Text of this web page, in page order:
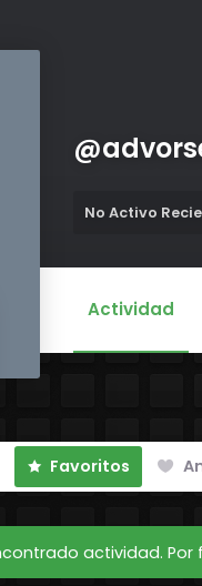
@
No Activo
Actividad
Favoritos
actividad.